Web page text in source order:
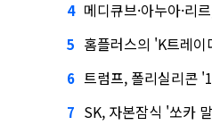
4 메디큐브·아누아·리르,
5 홈플러스의 'K트레이더
6 트럼프, 폴리실리콘 '15% 관
7 SK, 자본잠식 '쏘카